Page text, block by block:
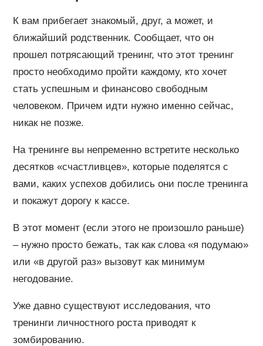
К вам прибегает знакомый, друг, а может, и
ближайший родственник. Сообщает, что он
прошел потрясающий тренинг, что этот тренинг
просто необходимо пройти каждому, кто хочет
стать успешным и финансово свободным
человеком. Причем идти нужно именно сейчас,
никак не позже.
На тренинге вы непременно встретите несколько
десятков «счастливцев», которые поделятся с
вами, каких успехов добились они после тренинга
и покажут дорогу к кассе.
В этот момент (если этого не произошло раньше)
– нужно просто бежать, так как слова «я подумаю»
или «в другой раз» вызовут как минимум
негодование.
Уже давно существуют исследования, что
тренинги личностного роста приводят к
зомбированию.